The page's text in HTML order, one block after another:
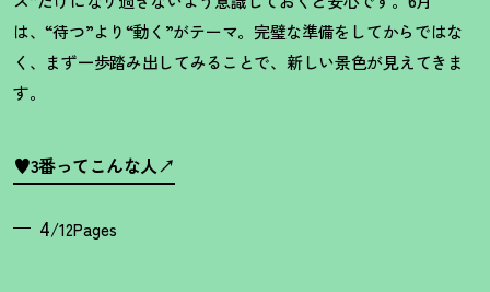
は、“待つ”より“動く ”がテーマ。完璧な準備をしてからではな
く、まず一歩踏み出してみることで、新しい景色が見えてきま
す。
♥3番ってこんな人
4/12Pages